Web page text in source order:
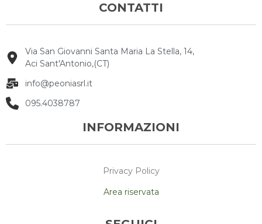
CONTATTI
Via San Giovanni Santa Maria La Stella, 14,
Aci Sant'Antonio,(CT)
info@peoniasrl.it
095.4038787
INFORMAZIONI
Privacy Policy
Area riservata